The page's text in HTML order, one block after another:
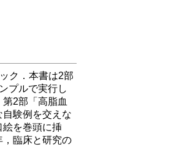
ク．本書は2部
プルで実行し
2部「高脂血
験例を交えな
を巻頭に挿
，臨床と研究の